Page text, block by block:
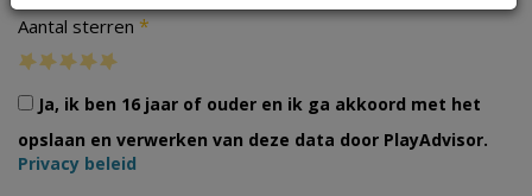
Aantal sterren *
Ja, ik ben 16 jaar of ouder en ik ga akkoord met het
opslaan en verwerken van deze data door PlayAdvisor.
Privacy beleid